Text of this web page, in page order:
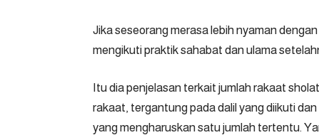
Jika seseorang merasa lebih nyaman
mengikuti praktik sahabat dan ulama
Itu dia penjelasan terkait jumlah rakaat
rakaat, tergantung pada dalil yang diikuti
yang mengharuskan satu jumlah tertentu.